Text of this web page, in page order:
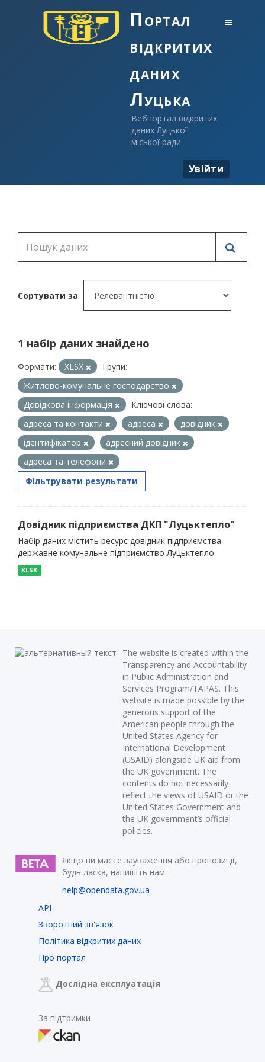
Портал
відкритих
даних
Луцька
Вебпортал відкритих
даних Луцької
міської ради
Увійти
Сортувати за
1 набір даних знайдено
Формати: XLSX
Групи:
Житлово-комунальне господарство
Довідкова інформація
Ключові слова:
адреса та контакти
адреса
довідник
ідентифікатор
адресний довідник
адреса та телефони
Фільтрувати результати
Довідник підприємства ДКП "Луцьктепло"
Набір даних містить ресурс довідник підприємства
державне комунальне підприємство Луцьктепло
XLSX
The website is created within the
Transparency and Accountability
in Public Administration and
Services Program/TAPAS. This
website is made possible by the
generous support of the
American people through the
United States Agency for
International Development
(USAID) alongside UK aid from
the UK government. The
contents do not necessarily
reflect the views of USAID or the
United States Government and
the UK government’s official
policies.
Якщо ви маєте зауваження або пропозиції,
будь ласка, напишіть нам:
help@opendata.gov.ua
API
Зворотний зв'язок
Політика відкритих даних
Про портал
Дослідна експлуатація
За підтримки